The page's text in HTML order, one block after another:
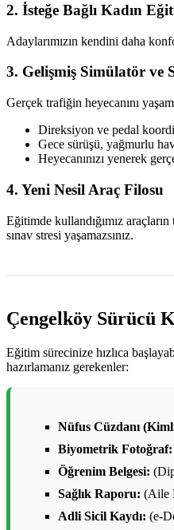
2. İsteğe Bağlı Kadın
Adaylarımızın kendini daha
3. Gelişmiş Simülatör ve
Gerçek trafiğin heyecanını
Direksiyon ve pedal
Gece sürüşü, yağmurlu
Heyecanınızı yenerek
4. Yeni Nesil Araç Filosu
Eğitimde kullandığımız
sınav stresi yaşamazsınız.
Çengelköy Sürücü
Eğitim sürecinize hızlıca
hazırlamanız gerekenler:
Nüfus Cüzdanı
Biyometrik Fotoğraf:
Öğrenim Belgesi:
Sağlık Raporu: (Aile
Adli Sicil Kaydı: (e-